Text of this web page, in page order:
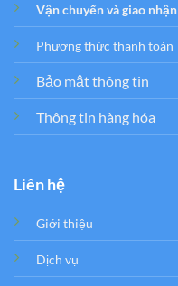
Vận chuyển và giao nhận
Phương thức thanh toán
Bảo mật thông tin
Thông tin hàng hóa
Liên hệ
Giới thiệu
Dịch vụ